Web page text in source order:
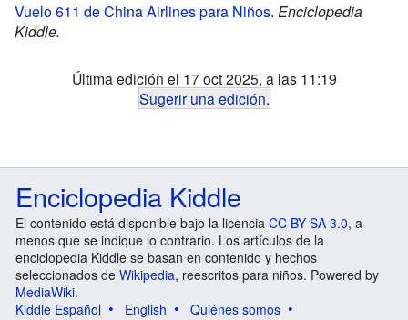
Vuelo 611 de China Airlines para Niños. Enciclopedia
Kiddle.
Última edición el 17 oct 2025, a las 11:19
Sugerir una edición.
Enciclopedia Kiddle
El contenido está disponible bajo la licencia CC BY-SA 3.0, a
menos que se indique lo contrario. Los artículos de la
enciclopedia Kiddle se basan en contenido y hechos
seleccionados de Wikipedia, reescritos para niños. Powered by
MediaWiki.
Kiddle Español
English
Quiénes somos